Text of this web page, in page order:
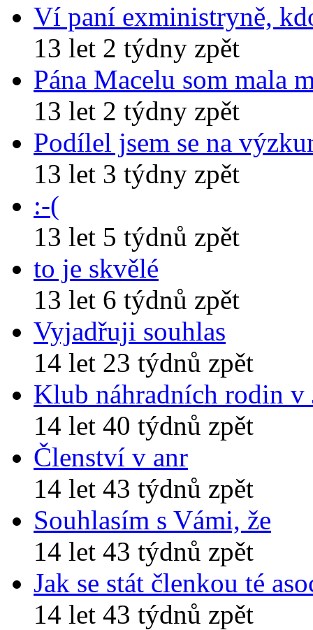
Ví paní exministryně,
13 let 2 týdny zpět
Pána Macelu som mala
13 let 2 týdny zpět
Podílel jsem se na
13 let 3 týdny zpět
:-(
13 let 5 týdnů zpět
to je skvělé
13 let 6 týdnů zpět
Vyjadřuji souhlas
14 let 23 týdnů zpět
Klub náhradních rodin v
14 let 40 týdnů zpět
Členství v anr
14 let 43 týdnů zpět
Souhlasím s Vámi, že
14 let 43 týdnů zpět
Jak se stát členkou té
14 let 43 týdnů zpět